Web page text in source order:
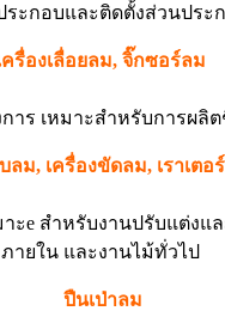
กอบและติดตั้งส่วนประ
ครื่องเลื่อยลม, จิ๊กซอร์ลม
าร เหมาะสำหรับการ
ลม, เครื่องขัดลม, เราเต
ะe สำหรับงานปรับแต่
ภายใน และงานไม้ทั่วไป
ปืนเป่าลม